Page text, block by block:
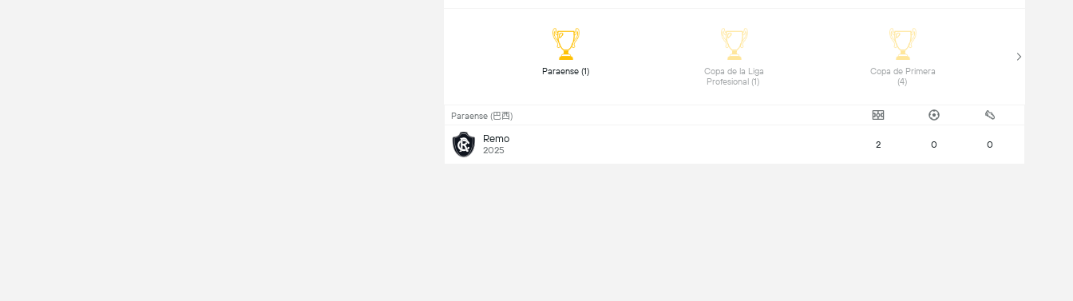
Copa de la Liga
Copa de Primera
(4)
Paraense (巴西)
Remo
2025 2 0 0